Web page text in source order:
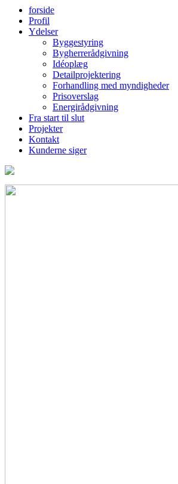
forside
Profil
Ydelser
Byggestyring
Bygherrerådgivning
Idéoplæg
Detailprojektering
Forhandling med myndigheder
Prisoverslag
Energirådgivning
Fra start til slut
Projekter
Kontakt
Kunderne siger